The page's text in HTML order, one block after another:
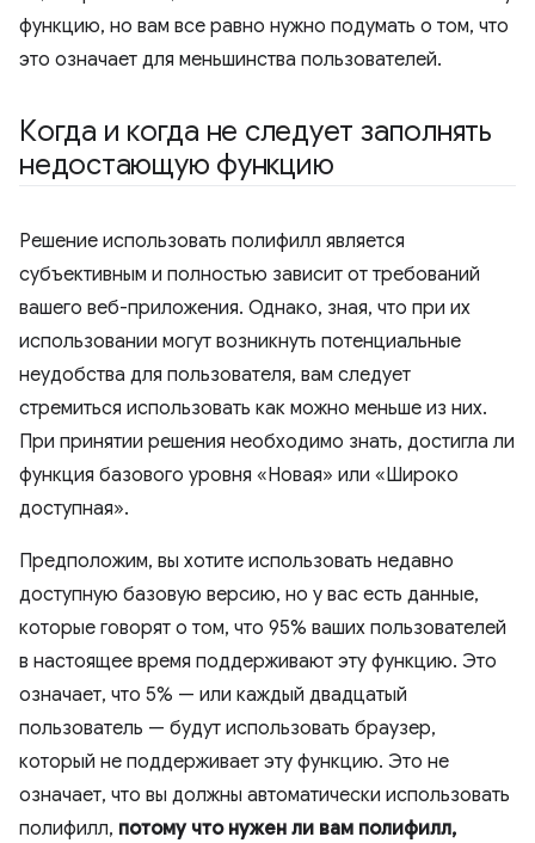
функцию, но вам все равно нужно подумать о том, что
это означает для меньшинства пользователей.
Когда и когда не следует заполнять
недостающую функцию
Решение использовать полифилл является
субъективным и полностью зависит от требований
вашего веб-приложения. Однако, зная, что при их
использовании могут возникнуть потенциальные
неудобства для пользователя, вам следует
стремиться использовать как можно меньше из них.
При принятии решения необходимо знать, достигла ли
функция базового уровня «Новая» или «Широко
доступная».
Предположим, вы хотите использовать недавно
доступную базовую версию, но у вас есть данные,
которые говорят о том, что 95% ваших пользователей
в настоящее время поддерживают эту функцию. Это
означает, что 5% — или каждый двадцатый
пользователь — будут использовать браузер,
который не поддерживает эту функцию. Это не
означает, что вы должны автоматически использовать
полифилл, потому что нужен ли вам полифилл,